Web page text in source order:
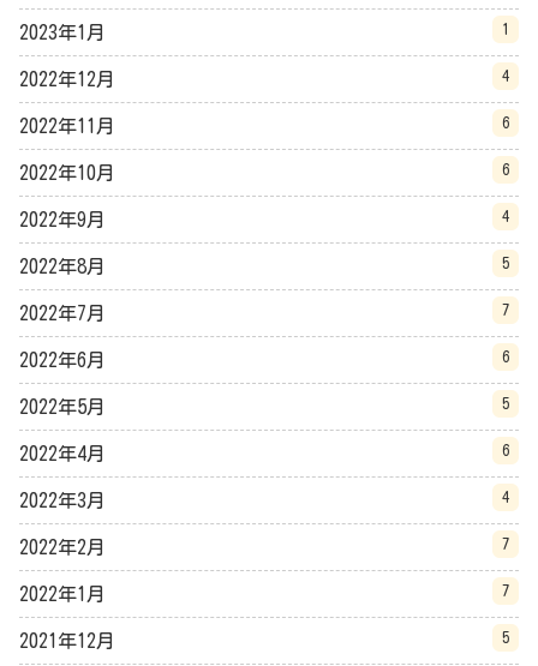
2023年1月 1
2022年12月 4
2022年11月 6
2022年10月 6
2022年9月 4
2022年8月 5
2022年7月 7
2022年6月 6
2022年5月 5
2022年4月 6
2022年3月 4
2022年2月 7
2022年1月 7
2021年12月 5